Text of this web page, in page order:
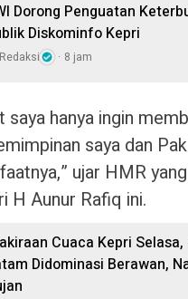
Dorong Penguatan
Diskominfo Kepri
Redaksi 8 jam
saya hanya ingin
saya dan
ujar HMR
H Aunur Rafiq ini.
Cuaca Kepri
Didominasi Berawan,